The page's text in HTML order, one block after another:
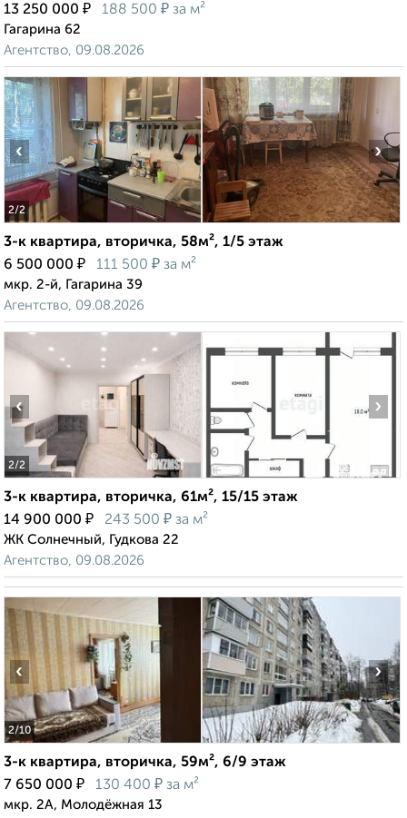
13 250 000 ₽ 188 500 ₽ за м²
Гагарина 62
Агентство, 09.08.2026
2/2
‹ ›
3-к квартира, вторичка, 58м², 1/5 этаж
6 500 000 ₽ 111 500 ₽ за м²
мкр. 2-й, Гагарина 39
Агентство, 09.08.2026
2/2
‹ ›
3-к квартира, вторичка, 61м², 15/15 этаж
14 900 000 ₽ 243 500 ₽ за м²
ЖК Солнечный, Гудкова 22
Агентство, 09.08.2026
2/10
‹ ›
3-к квартира, вторичка, 59м², 6/9 этаж
7 650 000 ₽ 130 400 ₽ за м²
мкр. 2А, Молодёжная 13